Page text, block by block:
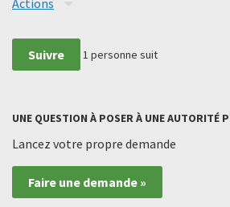
Actions
Suivre 1 personne suit
UNE QUESTION À POSER À UNE AUTORITÉ
Lancez votre propre demande
Faire une demande »